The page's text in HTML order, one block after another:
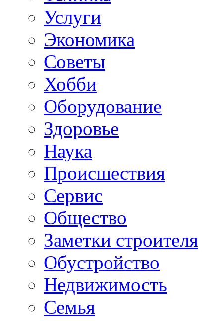
Услуги
Экономика
Советы
Хобби
Oборудование
Здоровье
Наука
Происшествия
Сервис
Общество
Заметки строителя
Обустройство
Недвижимость
Семья